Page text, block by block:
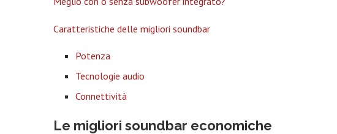
Caratteristiche delle migliori soundbar
Potenza
Tecnologie audio
Connettività
Le migliori soundbar economiche